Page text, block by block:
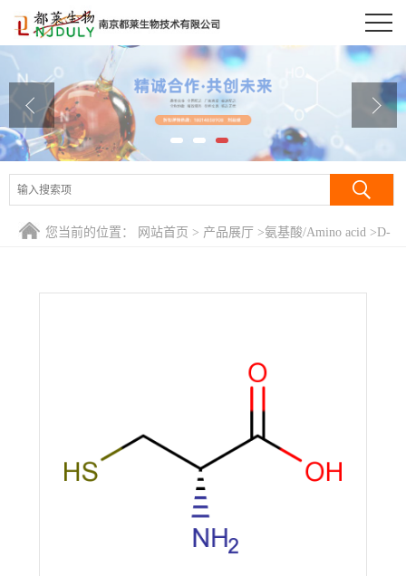
公司首页
公司介绍
公司动态
产品展厅
证书荣誉
您当前的位置： 网站首页 > 产品展厅 >氨基酸/Amino acid >D-